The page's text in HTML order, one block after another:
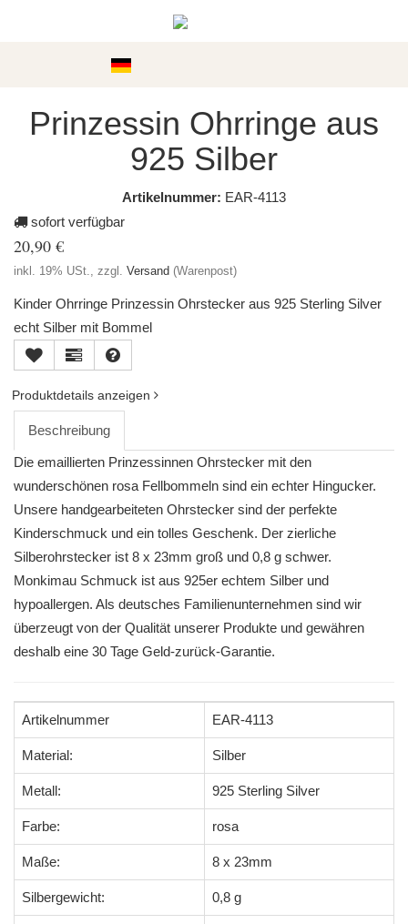
Prinzessin Ohrringe aus
925 Silber
Artikelnummer: EAR-4113
sofort verfügbar
20,90 €
inkl. 19% USt., zzgl. Versand (Warenpost)
Kinder Ohrringe Prinzessin Ohrstecker aus 925 Sterling Silver
echt Silber mit Bommel
Produktdetails anzeigen
Beschreibung
Die emaillierten Prinzessinnen Ohrstecker mit den
wunderschönen rosa Fellbommeln sind ein echter Hingucker.
Unsere handgearbeiteten Ohrstecker sind der perfekte
Kinderschmuck und ein tolles Geschenk. Der zierliche
Silberohrstecker ist 8 x 23mm groß und 0,8 g schwer.
Monkimau Schmuck ist aus 925er echtem Silber und
hypoallergen. Als deutsches Familienunternehmen sind wir
überzeugt von der Qualität unserer Produkte und gewähren
deshalb eine 30 Tage Geld-zurück-Garantie.
Artikelnummer EAR-4113
Material: Silber
Metall: 925 Sterling Silver
Farbe: rosa
Maße: 8 x 23mm
Silbergewicht: 0,8 g